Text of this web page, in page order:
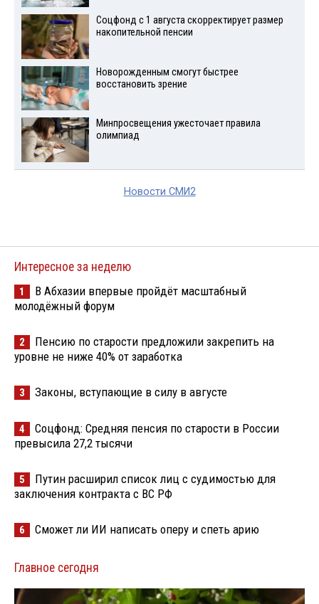
Соцфонд с 1 августа скорректирует размер
накопительной пенсии
Новорожденным смогут быстрее
восстановить зрение
Минпросвещения ужесточает правила
олимпиад
Новости СМИ2
Интересное за неделю
1
В Абхазии впервые пройдёт масштабный
молодёжный форум
2
Пенсию по старости предложили закрепить на
уровне не ниже 40% от заработка
3 Законы, вступающие в силу в августе
4
Соцфонд: Средняя пенсия по старости в России
превысила 27,2 тысячи
5
Путин расширил список лиц с судимостью для
заключения контракта с ВС РФ
6 Сможет ли ИИ написать оперу и спеть арию
Главное сегодня